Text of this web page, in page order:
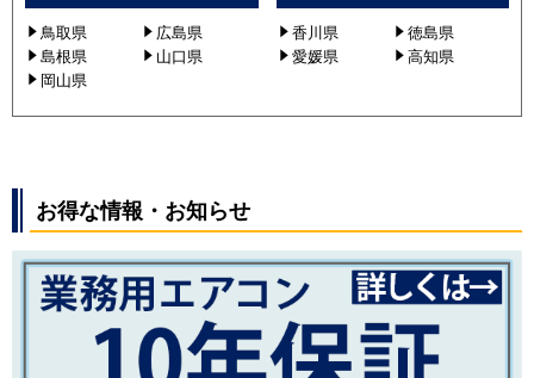
鳥取県
広島県
島根県
山口県
岡山県
香川県
徳島県
愛媛県
高知県
お得な情報・お知らせ